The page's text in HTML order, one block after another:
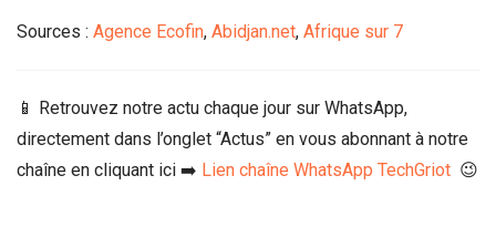
Sources : Agence Ecofin, Abidjan.net, Afrique sur 7
📱 Retrouvez notre actu chaque jour sur WhatsApp,
directement dans l’onglet “Actus” en vous abonnant à notre
chaîne en cliquant ici ➡️ Lien chaîne WhatsApp TechGriot 😉